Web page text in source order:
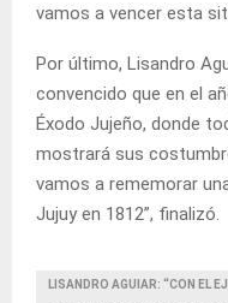
vamos a vencer esta
Por último, Lisandro
convencido que en el
Éxodo Jujeño, donde
mostrará sus
vamos a rememorar
Jujuy en 1812”, finalizó.
LISANDRO AGUIAR: “CON EL